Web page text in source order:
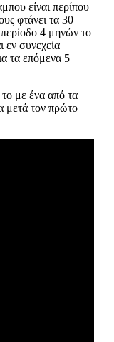
είναι περίπου
φτάνει τα 30
4 μηνών το
εν συνεχεία
τα επόμενα 5
με ένα από τα
μετά τον πρώτο